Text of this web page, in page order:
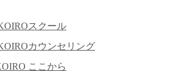
スクール
カウンセリング
ここから